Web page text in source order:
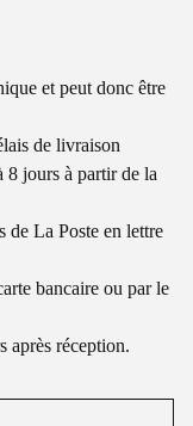
et peut donc être
de livraison
8 jours à partir de la
de La Poste en lettre
bancaire ou par le
après réception.